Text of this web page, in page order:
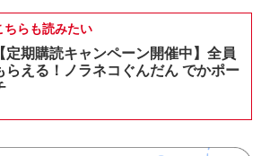
ちらも読みたい
【定期購読キャンペーン開催中】全員
らえる！ノラネコぐんだん でかポー